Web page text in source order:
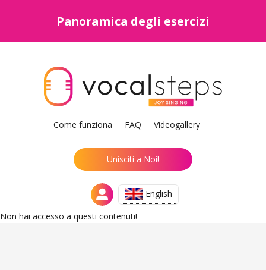
Panoramica degli esercizi
Come funziona FAQ Videogallery
Unisciti a Noi!
English
Non hai accesso a questi contenuti!